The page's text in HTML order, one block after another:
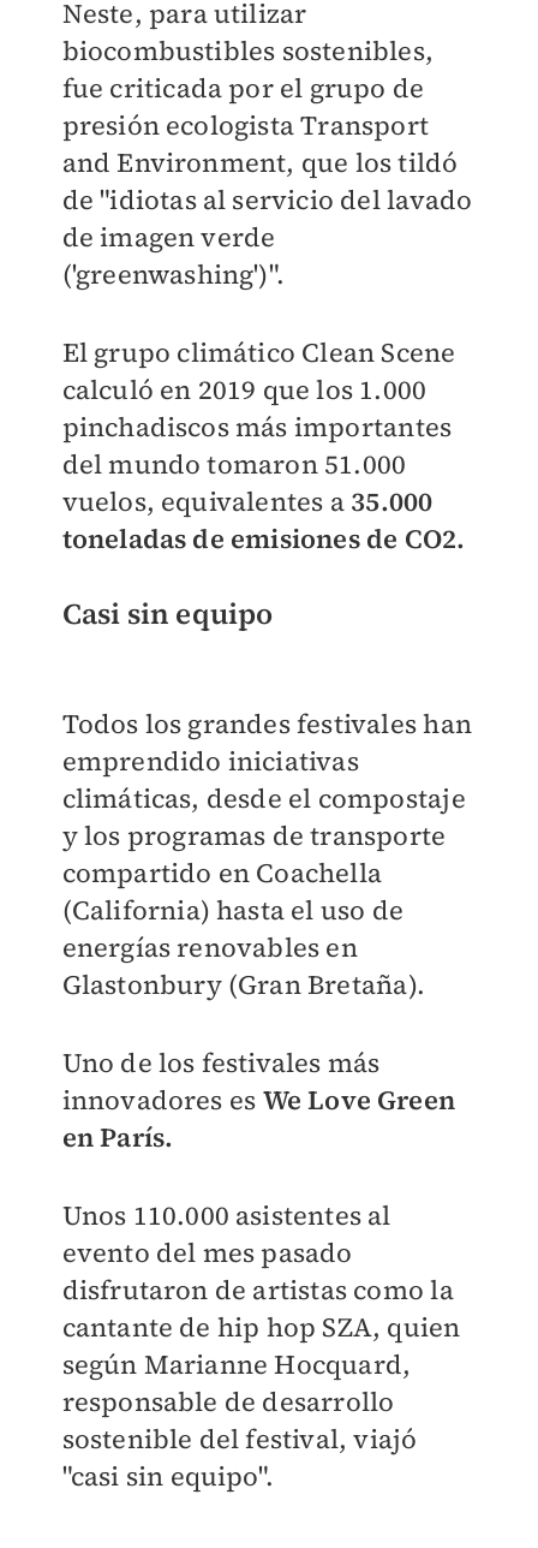
Neste, para utilizar
biocombustibles sostenibles,
fue criticada por el grupo de
presión ecologista Transport
and Environment, que los tildó
de "idiotas al servicio del lavado
de imagen verde
('greenwashing')".
El grupo climático Clean Scene
calculó en 2019 que los 1.000
pinchadiscos más importantes
del mundo tomaron 51.000
vuelos, equivalentes a 35.000
toneladas de emisiones de CO2.
Casi sin equipo
Todos los grandes festivales han
emprendido iniciativas
climáticas, desde el compostaje
y los programas de transporte
compartido en Coachella
(California) hasta el uso de
energías renovables en
Glastonbury (Gran Bretaña).
Uno de los festivales más
innovadores es We Love Green
en París.
Unos 110.000 asistentes al
evento del mes pasado
disfrutaron de artistas como la
cantante de hip hop SZA, quien
según Marianne Hocquard,
responsable de desarrollo
sostenible del festival, viajó
"casi sin equipo".